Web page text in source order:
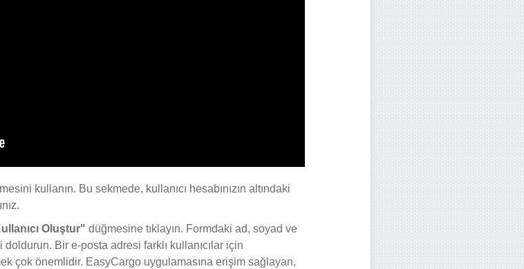
kullanın. Bu sekmede, kullanıcı hesabınızın altındaki
Oluştur" düğmesine tıklayın. Formdaki ad, soyad ve
Bir e-posta adresi farklı kullanıcılar için
çok önemlidir. EasyCargo uygulamasına erişim sağlayan,